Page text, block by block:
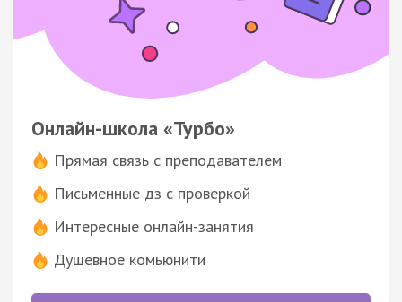
Онлайн-школа «Турбо»
Прямая связь с преподавателем
Письменные дз с проверкой
Интересные онлайн-занятия
Душевное комьюнити